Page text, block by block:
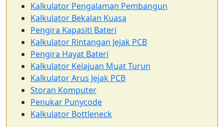
Kalkulator Pengalaman Pembangun
Kalkulator Bekalan Kuasa
Pengira Kapasiti Bateri
Kalkulator Rintangan Jejak PCB
Pengira Hayat Bateri
Kalkulator Kelajuan Muat Turun
Kalkulator Arus Jejak PCB
Storan Komputer
Penukar Punycode
Kalkulator Bottleneck